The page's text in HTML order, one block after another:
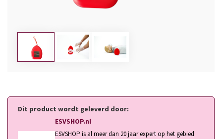
Dit product wordt geleverd door:
ESVSHOP.nl
ESVSHOP is al meer dan 20 jaar expert op het gebied